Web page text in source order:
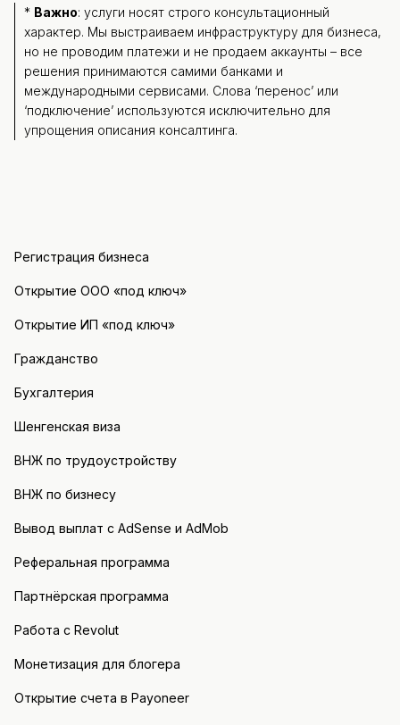
* Важно: услуги носят строго консультационный
характер. Мы выстраиваем инфраструктуру для бизнеса,
но не проводим платежи и не продаем аккаунты – все
решения принимаются самими банками и
международными сервисами. Слова ‘перенос’ или
‘подключение’ используются исключительно для
упрощения описания консалтинга.
Регистрация бизнеса
Открытие ООО «под ключ»
Открытие ИП «под ключ»
Гражданство
Бухгалтерия
Шенгенская виза
ВНЖ по трудоустройству
ВНЖ по бизнесу
Вывод выплат с AdSense и AdMob
Реферальная программа
Партнёрская программа
Работа с Revolut
Монетизация для блогера
Открытие счета в Payoneer